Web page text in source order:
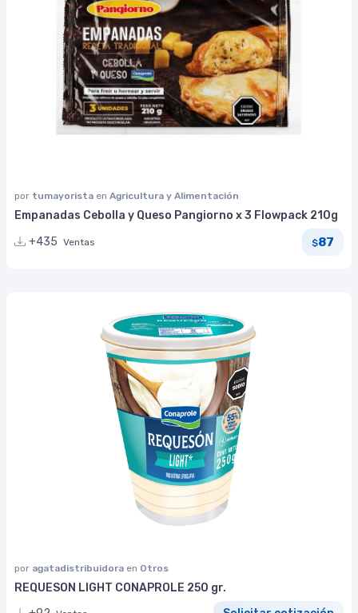
por tumayorista en Agricultura y Alimentación
Empanadas Cebolla y Queso Pangiorno x 3 Flowpack 210g
+435 Ventas $87
por agatadistribuidora en Otros
REQUESON LIGHT CONAPROLE 250 gr.